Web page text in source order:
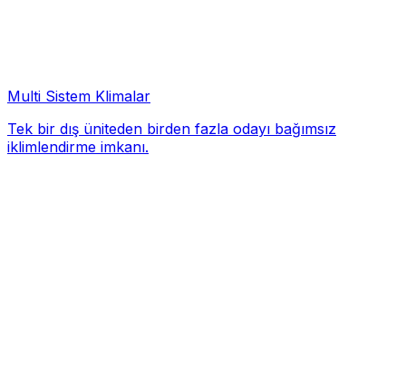
Multi Sistem Klimalar
Tek bir dış üniteden birden fazla odayı bağımsız
iklimlendirme imkanı.